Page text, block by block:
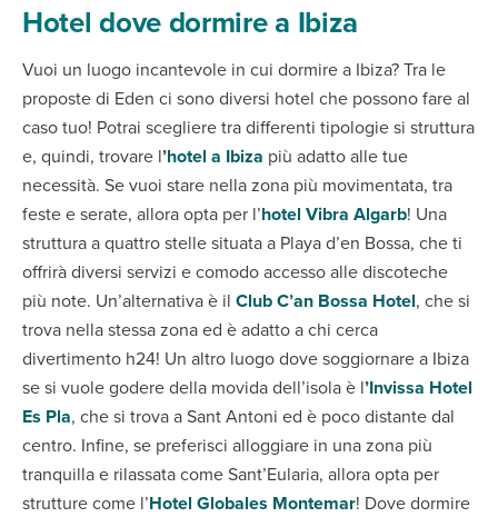
Hotel dove dormire a Ibiza
Vuoi un luogo incantevole in cui dormire a Ibiza? Tra le
proposte di Eden ci sono diversi hotel che possono fare al
caso tuo! Potrai scegliere tra differenti tipologie si struttura
e, quindi, trovare l’hotel a Ibiza più adatto alle tue
necessità. Se vuoi stare nella zona più movimentata, tra
feste e serate, allora opta per l’hotel Vibra Algarb! Una
struttura a quattro stelle situata a Playa d’en Bossa, che ti
offrirà diversi servizi e comodo accesso alle discoteche
più note. Un’alternativa è il Club C’an Bossa Hotel, che si
trova nella stessa zona ed è adatto a chi cerca
divertimento h24! Un altro luogo dove soggiornare a Ibiza
se si vuole godere della movida dell’isola è l’Invissa Hotel
Es Pla, che si trova a Sant Antoni ed è poco distante dal
centro. Infine, se preferisci alloggiare in una zona più
tranquilla e rilassata come Sant’Eularia, allora opta per
strutture come l’Hotel Globales Montemar! Dove dormire